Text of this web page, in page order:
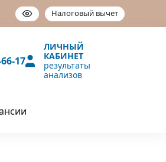
Налоговый вычет
17
ЛИЧНЫЙ
КАБИНЕТ
результаты
анализов